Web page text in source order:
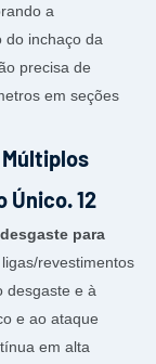
a
do inchaço da
precisa de
em seções
para
ligas/revestimentos
desgaste e à
e ao ataque
em alta